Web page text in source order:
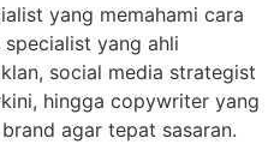
yang memahami cara
yang ahli
social media strategist
hingga copywriter yang
agar tepat sasaran.